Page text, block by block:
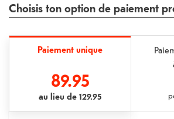
Choisis ton option de paiement
Paiement unique
89.95
au lieu de129.95